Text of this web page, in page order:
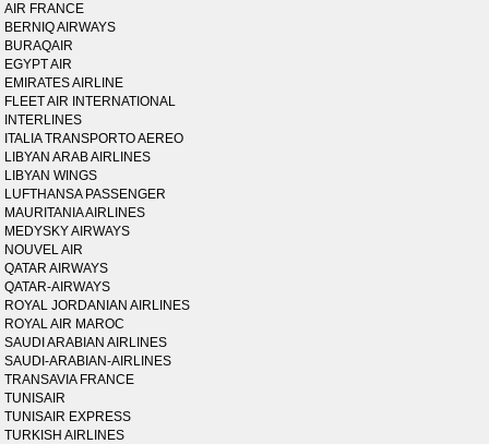
AIR FRANCE
BERNIQ AIRWAYS
BURAQAIR
EGYPT AIR
EMIRATES AIRLINE
FLEET AIR INTERNATIONAL
INTERLINES
ITALIA TRANSPORTO AEREO
LIBYAN ARAB AIRLINES
LIBYAN WINGS
LUFTHANSA PASSENGER
MAURITANIA AIRLINES
MEDYSKY AIRWAYS
NOUVEL AIR
QATAR AIRWAYS
QATAR-AIRWAYS
ROYAL JORDANIAN AIRLINES
ROYAL AIR MAROC
SAUDI ARABIAN AIRLINES
SAUDI-ARABIAN-AIRLINES
TRANSAVIA FRANCE
TUNISAIR
TUNISAIR EXPRESS
TURKISH AIRLINES